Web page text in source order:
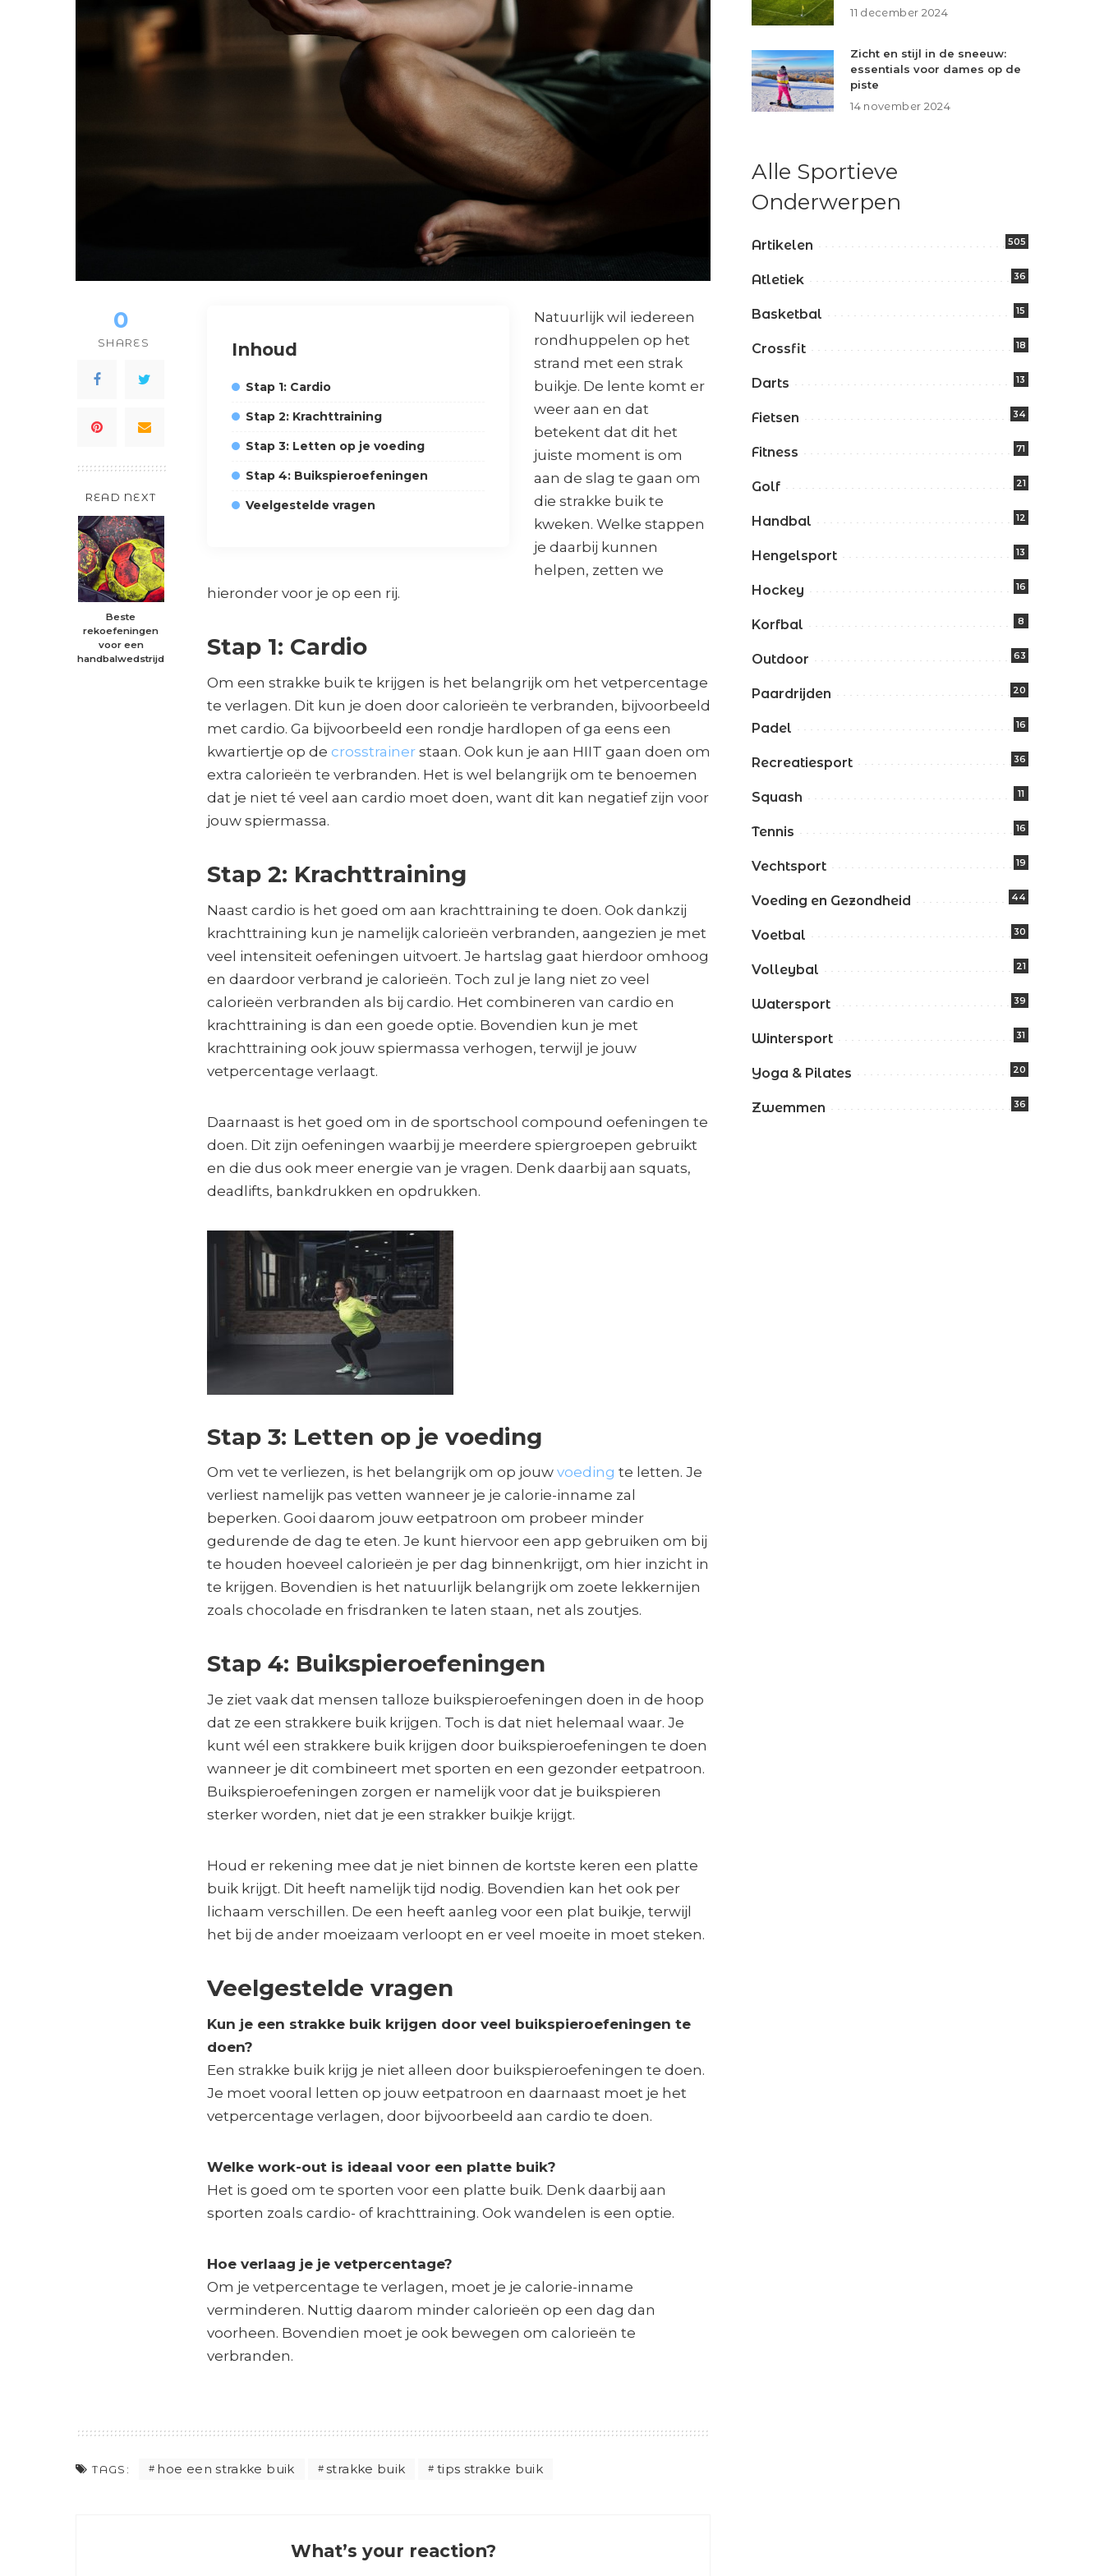
0
SHARES
READ NEXT
Beste
rekoefeningen
voor een
handbalwedstrijd
Inhoud
Stap 1: Cardio
Stap 2: Krachttraining
Stap 3: Letten op je voeding
Stap 4: Buikspieroefeningen
Veelgestelde vragen
Natuurlijk wil iedereen
rondhuppelen op het
strand met een strak
buikje. De lente komt er
weer aan en dat
betekent dat dit het
juiste moment is om
aan de slag te gaan om
die strakke buik te
kweken. Welke stappen
je daarbij kunnen
helpen, zetten we
hieronder voor je op een rij.
Stap 1: Cardio
Om een strakke buik te krijgen is het belangrijk om het vetpercentage
te verlagen. Dit kun je doen door calorieën te verbranden, bijvoorbeeld
met cardio. Ga bijvoorbeeld een rondje hardlopen of ga eens een
kwartiertje op de crosstrainer staan. Ook kun je aan HIIT gaan doen om
extra calorieën te verbranden. Het is wel belangrijk om te benoemen
dat je niet té veel aan cardio moet doen, want dit kan negatief zijn voor
jouw spiermassa.
Stap 2: Krachttraining
Naast cardio is het goed om aan krachttraining te doen. Ook dankzij
krachttraining kun je namelijk calorieën verbranden, aangezien je met
veel intensiteit oefeningen uitvoert. Je hartslag gaat hierdoor omhoog
en daardoor verbrand je calorieën. Toch zul je lang niet zo veel
calorieën verbranden als bij cardio. Het combineren van cardio en
krachttraining is dan een goede optie. Bovendien kun je met
krachttraining ook jouw spiermassa verhogen, terwijl je jouw
vetpercentage verlaagt.
Daarnaast is het goed om in de sportschool compound oefeningen te
doen. Dit zijn oefeningen waarbij je meerdere spiergroepen gebruikt
en die dus ook meer energie van je vragen. Denk daarbij aan squats,
deadlifts, bankdrukken en opdrukken.
Stap 3: Letten op je voeding
Om vet te verliezen, is het belangrijk om op jouw voeding te letten. Je
verliest namelijk pas vetten wanneer je je calorie-inname zal
beperken. Gooi daarom jouw eetpatroon om probeer minder
gedurende de dag te eten. Je kunt hiervoor een app gebruiken om bij
te houden hoeveel calorieën je per dag binnenkrijgt, om hier inzicht in
te krijgen. Bovendien is het natuurlijk belangrijk om zoete lekkernijen
zoals chocolade en frisdranken te laten staan, net als zoutjes.
Stap 4: Buikspieroefeningen
Je ziet vaak dat mensen talloze buikspieroefeningen doen in de hoop
dat ze een strakkere buik krijgen. Toch is dat niet helemaal waar. Je
kunt wél een strakkere buik krijgen door buikspieroefeningen te doen
wanneer je dit combineert met sporten en een gezonder eetpatroon.
Buikspieroefeningen zorgen er namelijk voor dat je buikspieren
sterker worden, niet dat je een strakker buikje krijgt.
Houd er rekening mee dat je niet binnen de kortste keren een platte
buik krijgt. Dit heeft namelijk tijd nodig. Bovendien kan het ook per
lichaam verschillen. De een heeft aanleg voor een plat buikje, terwijl
het bij de ander moeizaam verloopt en er veel moeite in moet steken.
Veelgestelde vragen
Kun je een strakke buik krijgen door veel buikspieroefeningen te
doen?
Een strakke buik krijg je niet alleen door buikspieroefeningen te doen.
Je moet vooral letten op jouw eetpatroon en daarnaast moet je het
vetpercentage verlagen, door bijvoorbeeld aan cardio te doen.
Welke work-out is ideaal voor een platte buik?
Het is goed om te sporten voor een platte buik. Denk daarbij aan
sporten zoals cardio- of krachttraining. Ook wandelen is een optie.
Hoe verlaag je je vetpercentage?
Om je vetpercentage te verlagen, moet je je calorie-inname
verminderen. Nuttig daarom minder calorieën op een dag dan
voorheen. Bovendien moet je ook bewegen om calorieën te
verbranden.
TAGS: hoe een strakke buik strakke buik tips strakke buik
What’s your reaction?
11 december 2024
Zicht en stijl in de sneeuw:
essentials voor dames op de
piste
14 november 2024
Alle Sportieve
Onderwerpen
Artikelen 505
Atletiek 36
Basketbal 15
Crossfit 18
Darts 13
Fietsen 34
Fitness 71
Golf 21
Handbal 12
Hengelsport 13
Hockey 16
Korfbal 8
Outdoor 63
Paardrijden 20
Padel 16
Recreatiesport 36
Squash 11
Tennis 16
Vechtsport 19
Voeding en Gezondheid 44
Voetbal 30
Volleybal 21
Watersport 39
Wintersport 31
Yoga & Pilates 20
Zwemmen 36